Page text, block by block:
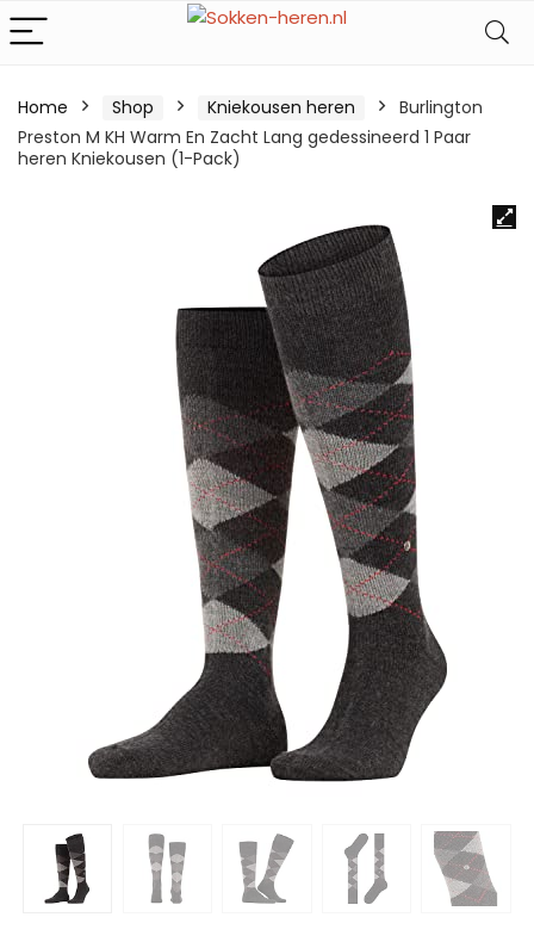
Home Shop Kniekousen heren
Burlington
Preston M KH Warm En Zacht Lang gedessineerd 1 Paar
heren Kniekousen (1-Pack)